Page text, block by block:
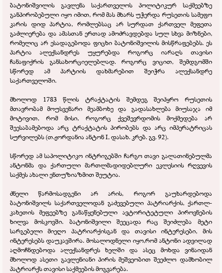
ბატონიშვილის გავლენა საქართველოს პოლიტიკურ საქმეებზე
განპირობებული იყო იმით, რომ მას მხარს უჭერდა რუსეთის სამეფო
კარის დიდ პარტია, რომლებსაც არ სურდათ ქართველ მეფეთა
გაძლიერება და ამასთან ერთად ამოძრავდებდა სულ სხვა მიზნები,
რომელიც არ ესადაგებოდა ფიცხი ბატონიშვილის მისწრაფებებს. ეს
პარტია ალექსანდრეს უყურებდა როგორც იარაღს თავისი
ჩანაფიქრის განსახორციელებლად. როგორც ვიცით, შემდგომში
სწორედ ამ პარტიის დახმარებით შეიჭრა ალექსანდრე
საქართველოში.
მხოლოდ 1783 წლის ტრაქტატის შემდეგ შეიპყრო რუსეთის
მთავრობამ მოუსვენარი მეამბოხე და გადასახლება მიუსაჯა იმ
მოტივით, რომ მისი, როგორც ქვეშევრდომის მოქმედება არ
შეესაბამებოდა არც ტრაქტატის პირობებს და არც იმპერატრიცას
სურვილებს (თ.ჟორდანია ანტონ I, დასახ. კრებ. გვ. 92).
სწორედ ამ საპოლიტიკო ინტრიგებში ჩარგო თავი გალათინებულმა
ანტონმა და ქართული მართლმადიდებლური ეკლესიის რღვევის
საქმეს ახალი ენთუზიაზმით შეუტია.
ძნელი წარმოსადგენი არ არის, როგორ გაუხარდებოდა
ბატონიშვილს საქართველოდან გაძევებული პატრიარქის, ქართლ-
კახეთის მეფეებზე განაწყენებული ავტორიტეტული პიროვნების
ხილვა მოსკოვში. ბატონიშვილი შეეცადა რაც შეიძლება მეტი
სარგებელი მიეღო პატრიარქისგან და თავისი ინტერესები, მის
ინტერესებს დაუკავშირა. მოსალოდნელი იყო,რომ ანტონი ადვილად
აღმოჩნდებოდა ალექსანდრეს ხელში და ასეც მოხდა ვინაიდან
მხოლოდ ასეთი გავლენიანი პირის მეშვეობით შეეძლო დამხობილ
პატრიარქს თავისი საქმეების მოგვარება.